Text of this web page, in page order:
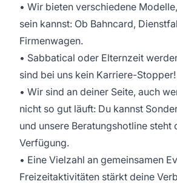
• Wir bieten verschiedene
sein kannst: Ob Bahncard,
Firmenwagen.
• Sabbatical oder Elternzeit
sind bei uns kein Karriere-Stopper!
• Wir sind an deiner Seite, auch
nicht so gut läuft: Du kannst
und unsere Beratungshotline steht
Verfügung.
• Eine Vielzahl an gemeinsamen
Freizeitaktivitäten stärkt deine